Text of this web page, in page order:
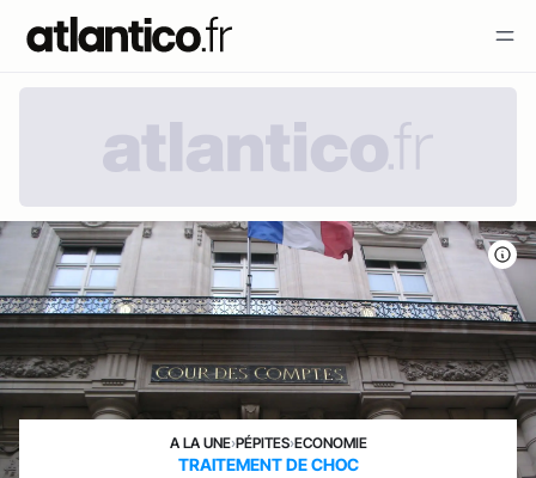
A LA UNE›PÉPITES›ECONOMIE
TRAITEMENT DE CHOC